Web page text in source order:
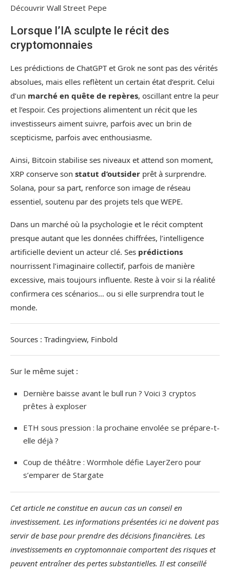
Découvrir Wall Street Pepe
Lorsque l’IA sculpte le récit des
cryptomonnaies
Les prédictions de ChatGPT et Grok ne sont pas des vérités
absolues, mais elles reflètent un certain état d’esprit. Celui
d’un marché en quête de repères, oscillant entre la peur
et l’espoir. Ces projections alimentent un récit que les
investisseurs aiment suivre, parfois avec un brin de
scepticisme, parfois avec enthousiasme.
Ainsi, Bitcoin stabilise ses niveaux et attend son moment,
XRP conserve son statut d’outsider prêt à surprendre.
Solana, pour sa part, renforce son image de réseau
essentiel, soutenu par des projets tels que WEPE.
Dans un marché où la psychologie et le récit comptent
presque autant que les données chiffrées, l’intelligence
artificielle devient un acteur clé. Ses prédictions
nourrissent l’imaginaire collectif, parfois de manière
excessive, mais toujours influente. Reste à voir si la réalité
confirmera ces scénarios… ou si elle surprendra tout le
monde.
Sources : Tradingview, Finbold
Sur le même sujet :
Dernière baisse avant le bull run ? Voici 3 cryptos
prêtes à exploser
ETH sous pression : la prochaine envolée se prépare-t-
elle déjà ?
Coup de théâtre : Wormhole défie LayerZero pour
s’emparer de Stargate
Cet article ne constitue en aucun cas un conseil en
investissement. Les informations présentées ici ne doivent pas
servir de base pour prendre des décisions financières. Les
investissements en cryptomonnaie comportent des risques et
peuvent entraîner des pertes substantielles. Il est conseillé